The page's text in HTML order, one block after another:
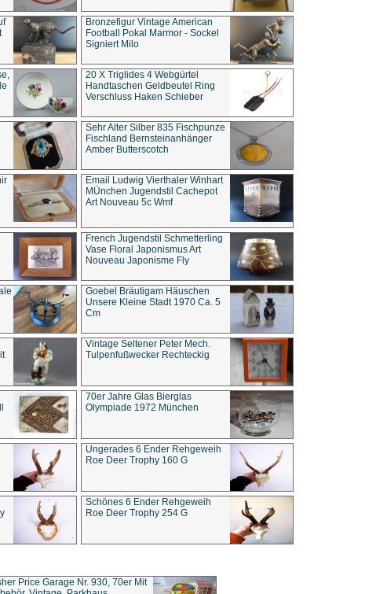
Bronzefigur Vintage American
Football Pokal Marmor - Sockel
Signiert Milo
20 X Triglides 4 Webgürtel
Handtaschen Geldbeutel Ring
Verschluss Haken Schieber
Sehr Alter Silber 835 Fischpunze
Fischland Bernsteinanhänger
Amber Butterscotch
Email Ludwig Vierthaler Winhart
MÜnchen Jugendstil Cachepot
Art Nouveau 5c Wmf
French Jugendstil Schmetterling
Vase Floral Japonismus Art
Nouveau Japonisme Fly
Goebel Bräutigam Häuschen
Unsere Kleine Stadt 1970 Ca. 5
Cm
Vintage Seltener Peter Mech.
Tulpenfußwecker Rechteckig
70er Jahre Glas Bierglas
Olympiade 1972 München
Ungerades 6 Ender Rehgeweih
Roe Deer Trophy 160 G
Schönes 6 Ender Rehgeweih
Roe Deer Trophy 254 G
Price Garage Nr. 930, 70er Mit